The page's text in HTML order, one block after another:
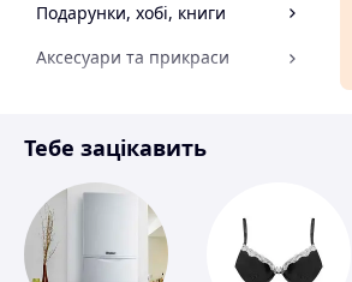
Подарунки, хобі, книги
Аксесуари та прикраси
Спорт і відпочинок
Тебе зацікавить